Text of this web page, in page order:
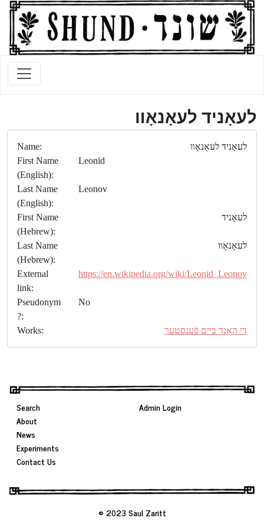
לעאָניד לעאָנאָװ
Name:
לעאָניד לעאָנאָװ
First Name
(English):
Leonid
Last Name
(English):
Leonov
First Name
(Hebrew):
לעאָניד
Last Name
(Hebrew):
לעאָנאָװ
External
link:
https://en.wikipedia.org/wiki/Leonid_Leonov
Pseudonym
?:
No
Works: די האַנד בּײם פֿענסטער
Search
About
News
Experiments
Contact Us
Admin Login
© 2023 Saul Zaritt